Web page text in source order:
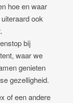
hoe en waar
ook
bij
waar we
genieten
gezelligheid.
of een andere